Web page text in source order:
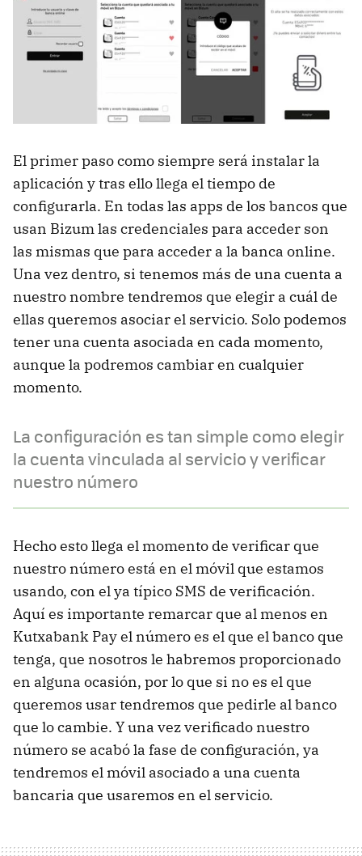
El primer paso como siempre será instalar la
aplicación y tras ello llega el tiempo de
configurarla. En todas las apps de los bancos que
usan Bizum las credenciales para acceder son
las mismas que para acceder a la banca online.
Una vez dentro, si tenemos más de una cuenta a
nuestro nombre tendremos que elegir a cuál de
ellas queremos asociar el servicio. Solo podemos
tener una cuenta asociada en cada momento,
aunque la podremos cambiar en cualquier
momento.
La configuración es tan simple como elegir
la cuenta vinculada al servicio y verificar
nuestro número
Hecho esto llega el momento de verificar que
nuestro número está en el móvil que estamos
usando, con el ya típico SMS de verificación.
Aquí es importante remarcar que al menos en
Kutxabank Pay el número es el que el banco que
tenga, que nosotros le habremos proporcionado
en alguna ocasión, por lo que si no es el que
queremos usar tendremos que pedirle al banco
que lo cambie. Y una vez verificado nuestro
número se acabó la fase de configuración, ya
tendremos el móvil asociado a una cuenta
bancaria que usaremos en el servicio.